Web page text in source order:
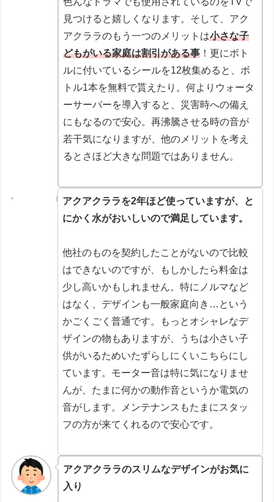
見つけると嬉しくなります。そして、アク
アクララのもう一つのメリットは小さな子
どもがいる家庭は割引がある事 ！更にボト
ルに付いているシールを12枚集めると、ボ
トル1本を無料で貰えたり。何よりウォータ
ーサーバーを導入すると、災害時への備え
にもなるので安心。再沸騰させる時の音が
若干気になりますが、他のメリットを考え
るとさほど大きな問題ではありません。
アクアクララを2年ほど使っていますが、と
にかく水がおいしいので満足しています。
他社のものを契約したことがないので比較
はできないのですが、もしかしたら料金は
少し高いかもしれません。特にノルマなど
はなく、デザインも一般家庭向き…という
かごくごく普通です。もっとオシャレなデ
ザインの物もありますが、うちは小さい子
供がいるためいたずらしにくいこちらにし
ています。モーター音は特に気になりませ
んが、たまに何かの動作音というか電気の
音がします。メンテナンスもたまにスタッ
フの方が来てくれるので安心です。
アクアクララのスリムなデザインがお気に
入り